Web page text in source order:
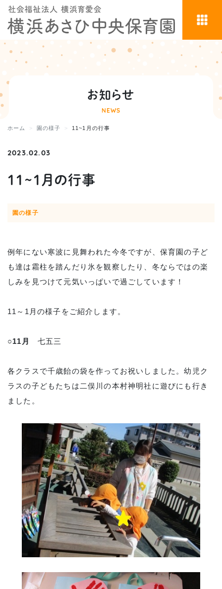
お知らせ
NEWS
ホーム 園の様子 11~1月の行事
2023.02.03
11~1月の行事
園の様子
例年にない寒波に見舞われた今冬ですが、保育園の子ど
も達は霜柱を踏んだり氷を観察したり、冬ならではの楽
しみを見つけて元気いっぱいで過ごしています！
11～1月の様子をご紹介します。
○11月七五三
各クラスで千歳飴の袋を作ってお祝いしました。幼児ク
ラスの子どもたちは二俣川の本村神明社に遊びにも行き
ました。